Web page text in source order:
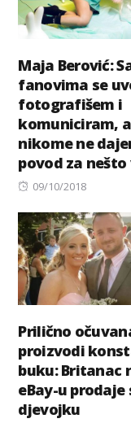
Maja Berović:
fanovima se
fotografišem i
komuniciram,
nikome ne
povod za nešto
Posted
09/10/2018
Prilično
proizvodi
buku: Britanac
eBay-u prodaje
djevojku